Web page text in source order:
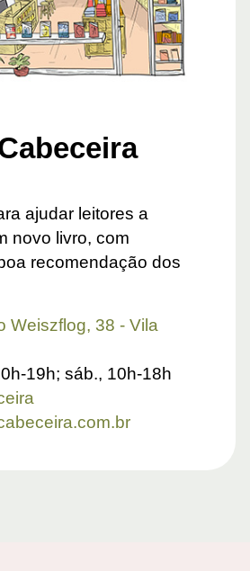
ajudar leitores a
novo livro, com
recomendação dos
Weiszflog, 38 - Vila
19h; sáb., 10h-18h